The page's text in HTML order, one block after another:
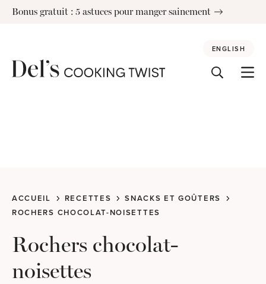
SkipBonus gratuit : 5 astuces pour manger sainement
ENGLISH
ACCUEIL RECETTES
SNACKS ET GOÛTERS
ROCHERS CHOCOLAT-NOISETTES
Rochers chocolat-
noisettes